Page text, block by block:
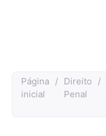
Página
inicial
/ Direito
Penal
/